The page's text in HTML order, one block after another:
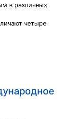
в различных
четыре